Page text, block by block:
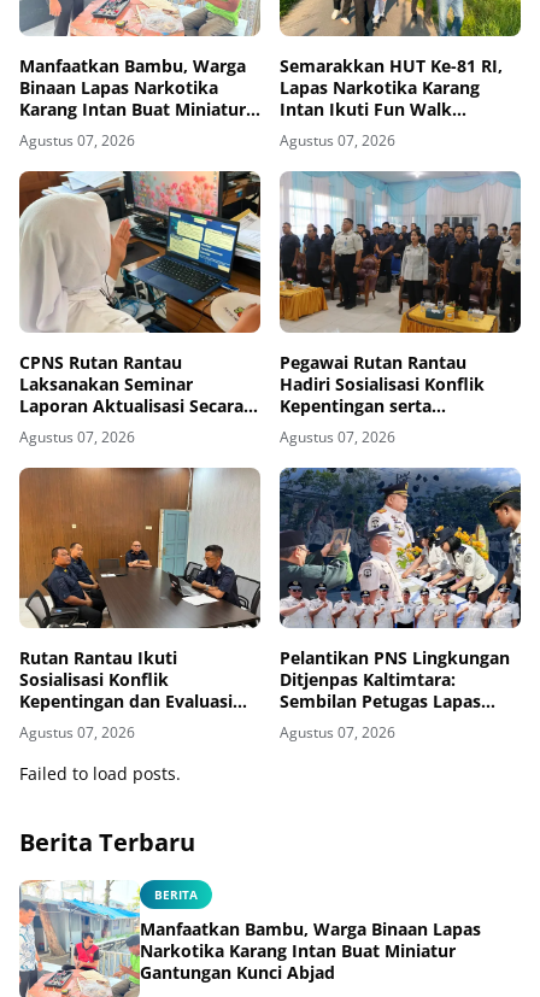
Manfaatkan Bambu, Warga
Binaan Lapas Narkotika
Karang Intan Buat Miniatur
Gantungan Kunci Abjad
Agustus 07, 2026
Semarakkan HUT Ke-81 RI,
Lapas Narkotika Karang
Intan Ikuti Fun Walk
Kemenimipas Kalsel
Agustus 07, 2026
CPNS Rutan Rantau
Laksanakan Seminar
Laporan Aktualisasi Secara
Virtual
Agustus 07, 2026
Pegawai Rutan Rantau
Hadiri Sosialisasi Konflik
Kepentingan serta
Monitoring dan Evaluasi
Caraka LHKAN di Kanwil
Ditjenpas Kalsel
Agustus 07, 2026
Rutan Rantau Ikuti
Sosialisasi Konflik
Kepentingan dan Evaluasi
Caraka LHKAN Secara Virtual
Agustus 07, 2026
Pelantikan PNS Lingkungan
Ditjenpas Kaltimtara:
Sembilan Petugas Lapas
Bontang Resmi Diangkat
Agustus 07, 2026
Failed to load posts.
Berita Terbaru
BERITA
Manfaatkan Bambu, Warga Binaan Lapas
Narkotika Karang Intan Buat Miniatur
Gantungan Kunci Abjad